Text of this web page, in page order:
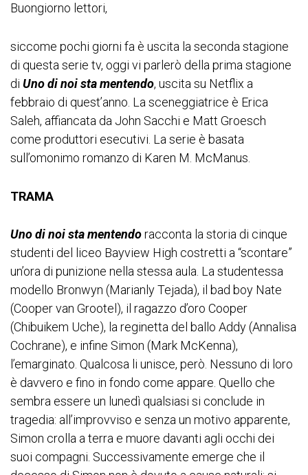
Buongiorno lettori,
siccome pochi giorni fa è uscita la seconda stagione
di questa serie tv, oggi vi parlerò della prima stagione
di Uno di noi sta mentendo, uscita su Netflix a
febbraio di quest’anno. La sceneggiatrice è Erica
Saleh, affiancata da John Sacchi e Matt Groesch
come produttori esecutivi. La serie è basata
sull’omonimo romanzo di Karen M. McManus.
TRAMA
Uno di noi sta mentendoracconta la storia di cinque
studenti del liceo Bayview High costretti a “scontare”
un’ora di punizione nella stessa aula. La studentessa
modello Bronwyn (Marianly Tejada), il bad boy Nate
(Cooper van Grootel), il ragazzo d’oro Cooper
(Chibuikem Uche), la reginetta del ballo Addy (Annalisa
Cochrane), e infine Simon (Mark McKenna),
l’emarginato. Qualcosa li unisce, però. Nessuno di loro
è davvero e fino in fondo come appare. Quello che
sembra essere un lunedì qualsiasi si conclude in
tragedia: all’improvviso e senza un motivo apparente,
Simon crolla a terra e muore davanti agli occhi dei
suoi compagni. Successivamente emerge che il